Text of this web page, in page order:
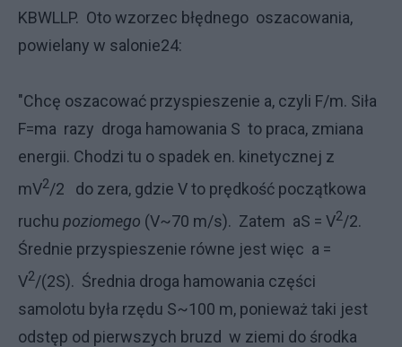
KBWLLP. Oto wzorzec błędnego oszacowania,
powielany w salonie24:
"Chcę oszacować przyspieszenie a, czyli F/m. Siła
F=ma razy droga hamowania S to praca, zmiana
energii. Chodzi tu o spadek en. kinetycznej z
mV2/2 do zera, gdzie V to prędkość początkowa
ruchu poziomego (V~70 m/s). Zatem aS = V2/2.
Średnie przyspieszenie równe jest więc a =
V2/(2S). Średnia droga hamowania części
samolotu była rzędu S~100 m, ponieważ taki jest
odstęp od pierwszych bruzd w ziemi do środka